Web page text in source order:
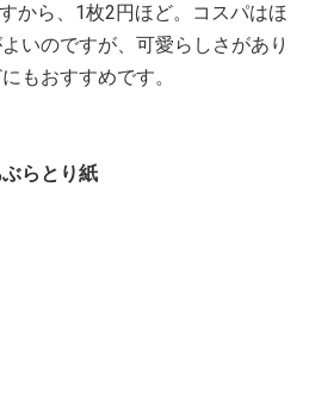
から、1枚2円ほど。コスパはほ
いのですが、可愛らしさがあり
もおすすめです。
らとり紙